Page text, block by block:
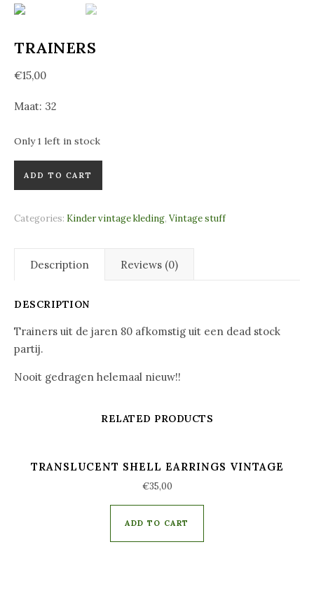
TRAINERS
€15,00
Maat: 32
Only 1 left in stock
ADD TO CART
Categories: Kinder vintage kleding, Vintage stuff
Description Reviews (0)
DESCRIPTION
Trainers uit de jaren 80 afkomstig uit een dead stock
partij.
Nooit gedragen helemaal nieuw!!
RELATED PRODUCTS
TRANSLUCENT SHELL EARRINGS VINTAGE
€35,00
ADD TO CART